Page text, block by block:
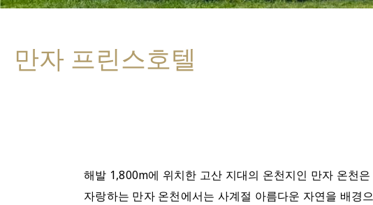
만자 프린스호텔
해발 1,800m에 위치한 고산 지대의 온천지인 만자 온천
자랑하는 만자 온천에서는 사계절 아름다운 자연을 배경